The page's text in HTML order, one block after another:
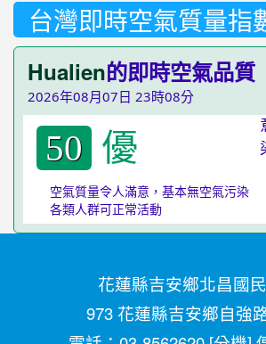
台灣即時空氣質量指
Hualien的即時空氣品質
2026年08月07日 23時08分
50 優
空氣質量令人滿意，基本無空氣污染
各類人群可正常活動
花蓮縣吉安鄉北昌國
973 花蓮縣吉安鄉自強